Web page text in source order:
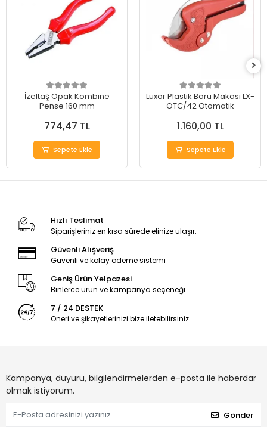
İzeltaş Opak Kombine
Pense 160 mm
774,47 TL
Sepete Ekle
Luxor Plastik Boru Makası LX-
OTC/42 Otomatik
1.160,00 TL
Sepete Ekle
Hızlı Teslimat
Siparişleriniz en kısa sürede elinize ulaşır.
Güvenli Alışveriş
Güvenli ve kolay ödeme sistemi
Geniş Ürün Yelpazesi
Binlerce ürün ve kampanya seçeneği
7 / 24 DESTEK
Öneri ve şikayetlerinizi bize iletebilirsiniz.
Kampanya, duyuru, bilgilendirmelerden e-posta ile haberdar
olmak istiyorum.
Gönder